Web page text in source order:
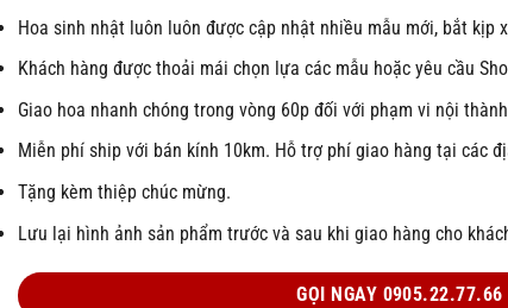
Hoa sinh nhật luôn luôn được cập nhật nhiều mẫu mới, bắt kịp
Khách hàng được thoải mái chọn lựa các mẫu hoặc yêu cầu
Giao hoa nhanh chóng trong vòng 60p đối với phạm vi nội thành
Miễn phí ship với bán kính 10km. Hỗ trợ phí giao hàng tại các
Tặng kèm thiệp chúc mừng.
Lưu lại hình ảnh sản phẩm trước và sau khi giao hàng cho
GỌI NGAY 0905.22.77.66